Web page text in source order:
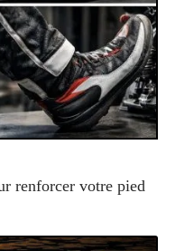
renforcer votre pied